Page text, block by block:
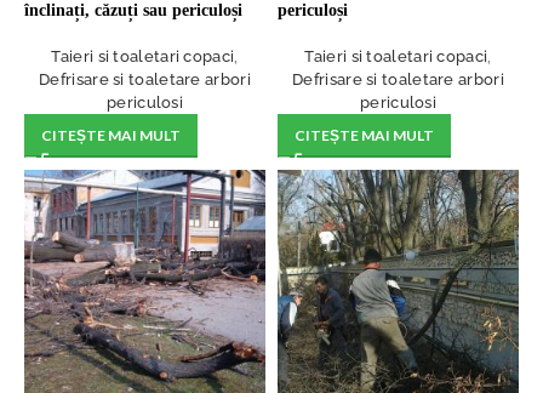
înclinați, căzuți sau periculoși
Taieri si toaletari copaci,
Defrisare si toaletare arbori
periculosi
CITEȘTE MAI MULT
periculoși
Taieri si toaletari copaci,
Defrisare si toaletare arbori
periculosi
CITEȘTE MAI MULT